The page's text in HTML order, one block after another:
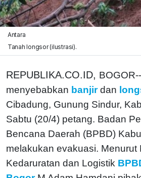
Antara
Tanah longsor (ilustrasi).
REPUBLIKA.CO.ID,
menyebabkan banjirdan
Cibadung, Gunung Sindur,
Sabtu (20/4) petang. Badan
Bencana Daerah (BPBD)
melakukan evakuasi. Menurut
Kedaruratan dan Logistik